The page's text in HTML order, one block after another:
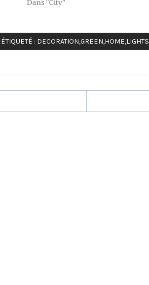
Dans "City"
ÉTIQUETÉ : DECORATION,GREEN,HOME,LIGHTS